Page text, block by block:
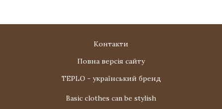
Контакти
Повна версія сайту
TEPLO - український бренд
Basic clothes can be stylish